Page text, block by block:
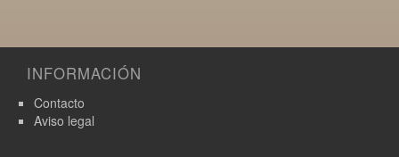
INFORMACIÓN
Contacto
Aviso legal